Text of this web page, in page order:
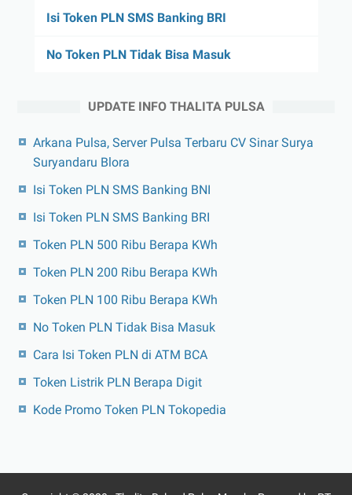
Isi Token PLN SMS Banking BRI
No Token PLN Tidak Bisa Masuk
UPDATE INFO THALITA PULSA
Arkana Pulsa, Server Pulsa Terbaru CV Sinar Surya
Suryandaru Blora
Isi Token PLN SMS Banking BNI
Isi Token PLN SMS Banking BRI
Token PLN 500 Ribu Berapa KWh
Token PLN 200 Ribu Berapa KWh
Token PLN 100 Ribu Berapa KWh
No Token PLN Tidak Bisa Masuk
Cara Isi Token PLN di ATM BCA
Token Listrik PLN Berapa Digit
Kode Promo Token PLN Tokopedia